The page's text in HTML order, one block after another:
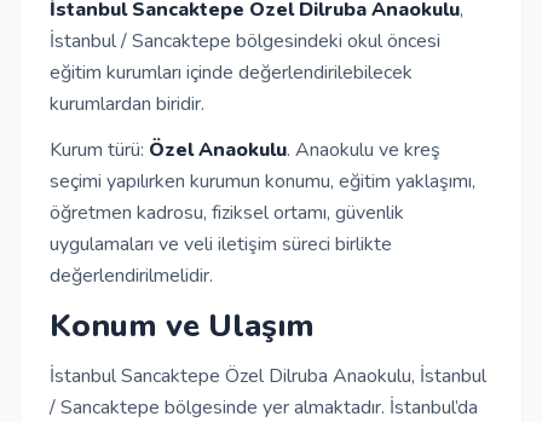
Okul Ekle
İstanbul Sancaktepe Özel Dilruba Anaokulu,
İstanbul / Sancaktepe bölgesindeki okul öncesi
eğitim kurumları içinde değerlendirilebilecek
kurumlardan biridir.
Kurum türü: Özel Anaokulu. Anaokulu ve kreş
seçimi yapılırken kurumun konumu, eğitim yaklaşımı,
öğretmen kadrosu, fiziksel ortamı, güvenlik
uygulamaları ve veli iletişim süreci birlikte
değerlendirilmelidir.
Konum ve Ulaşım
İstanbul Sancaktepe Özel Dilruba Anaokulu, İstanbul
/ Sancaktepe bölgesinde yer almaktadır. İstanbul’da